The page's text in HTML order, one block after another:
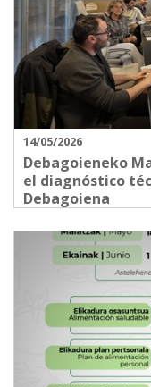
14/05/2026
Debagoieneko
el diagnóstico
Debagoiena